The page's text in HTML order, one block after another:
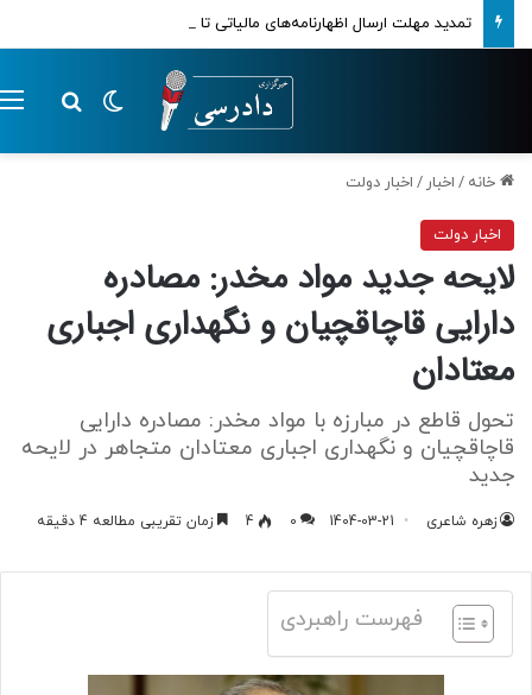
تمدید مهلت ارسال اظهارنامه‌های مالیاتی تا پایان تابستان 1405
تغییر پوسته
خانه / اخبار / اخبار دولت
اخبار دولت
لایحه جدید مواد مخدر: مصادره
دارایی قاچاقچیان و نگهداری اجباری
معتادان
تحول قاطع در مبارزه با مواد مخدر: مصادره دارایی
قاچاقچیان و نگهداری اجباری معتادان متجاهر در لایحه
جدید
زهره شاعری 1404-03-21
0
4 زمان تقریبی مطالعه 4 دقیقه
فهرست راهبردی